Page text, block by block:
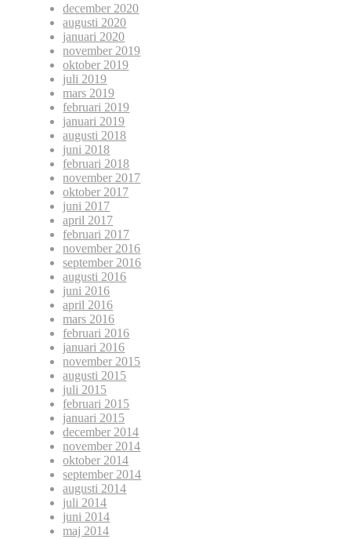
december 2020
augusti 2020
januari 2020
november 2019
oktober 2019
juli 2019
mars 2019
februari 2019
januari 2019
augusti 2018
juni 2018
februari 2018
november 2017
oktober 2017
juni 2017
april 2017
februari 2017
november 2016
september 2016
augusti 2016
juni 2016
april 2016
mars 2016
februari 2016
januari 2016
november 2015
augusti 2015
juli 2015
februari 2015
januari 2015
december 2014
november 2014
oktober 2014
september 2014
augusti 2014
juli 2014
juni 2014
maj 2014